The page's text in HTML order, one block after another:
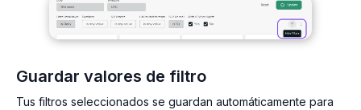
Guardar valores de filtro
Tus filtros seleccionados se guardan automáticamente para